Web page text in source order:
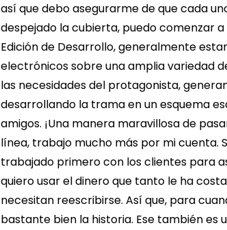
así que debo asegurarme de que cada
despejado la cubierta, puedo comenzar
Edición de Desarrollo, generalmente
electrónicos sobre una amplia variedad
las necesidades del protagonista,
desarrollando la trama en un esquema
amigos. ¡Una manera maravillosa de
línea, trabajo mucho más por mi cuenta.
trabajado primero con los clientes para
quiero usar el dinero que tanto le ha
necesitan reescribirse. Así que, para
bastante bien la historia. Ese también es